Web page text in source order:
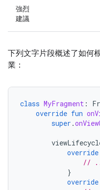
強烈
建議
下列文字片段概述了如何
業：
class MyFragment :
override fun
super .
override
//
}
override